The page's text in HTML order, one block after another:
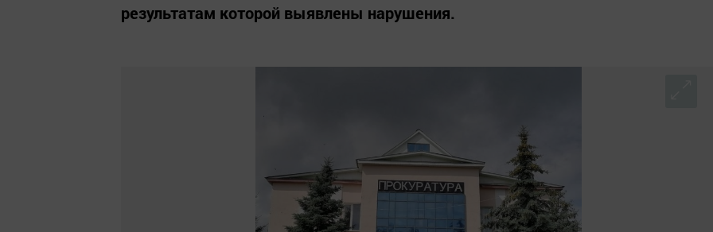
результатам которой выявлены нарушения.